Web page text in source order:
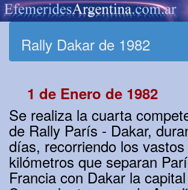
Rally Dakar de 1982
1 de Enero de 1982
Se realiza la cuarta
de Rally París - Dakar,
días, recorriendo los
kilómetros que separan
Francia con Dakar la